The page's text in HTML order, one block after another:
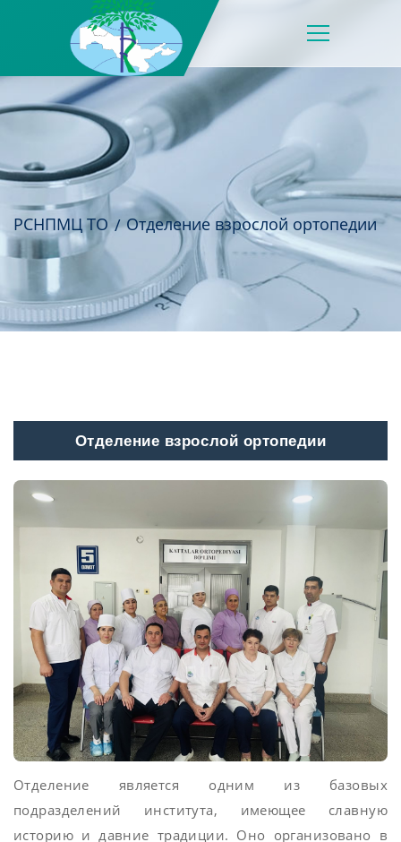
РСНПМЦ ТО Отделение взрослой ортопедии
Отделение взрослой ортопедии
Отделение является одним из базовых
подразделений института, имеющее славную
историю и давние традиции. Оно организовано в